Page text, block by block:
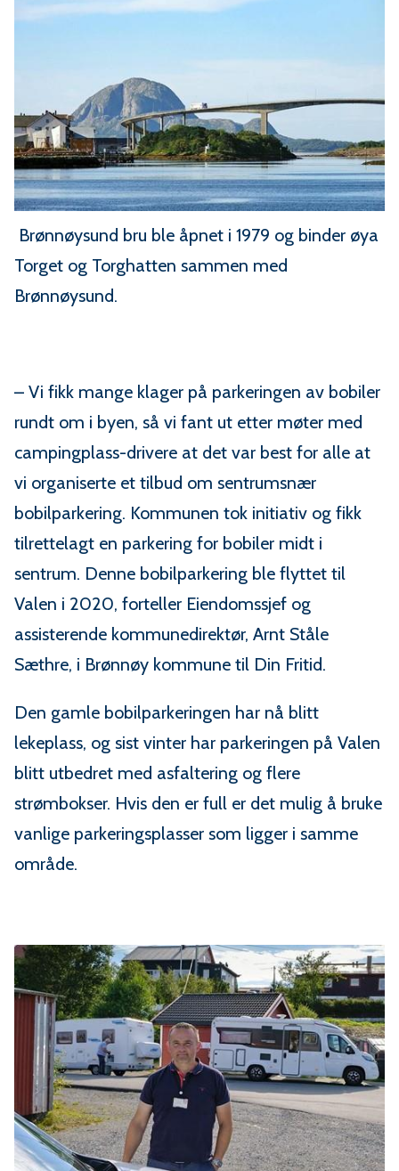
Brønnøysund bru ble åpnet i 1979 og binder øya
Torget og Torghatten sammen med
Brønnøysund.
– Vi fikk mange klager på parkeringen av bobiler
rundt om i byen, så vi fant ut etter møter med
campingplass-drivere at det var best for alle at
vi organiserte et tilbud om sentrumsnær
bobilparkering. Kommunen tok initiativ og fikk
tilrettelagt en parkering for bobiler midt i
sentrum. Denne bobilparkering ble flyttet til
Valen i 2020, forteller Eiendomssjef og
assisterende kommunedirektør, Arnt Ståle
Sæthre, i Brønnøy kommune til Din Fritid.
Den gamle bobilparkeringen har nå blitt
lekeplass, og sist vinter har parkeringen på Valen
blitt utbedret med asfaltering og flere
strømbokser. Hvis den er full er det mulig å bruke
vanlige parkeringsplasser som ligger i samme
område.